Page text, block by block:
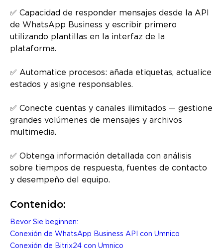
✅ Capacidad de responder mensajes desde la API
de WhatsApp Business y escribir primero
utilizando plantillas en la interfaz de la
plataforma.
✅ Automatice procesos: añada etiquetas, actualice
estados y asigne responsables.
✅ Conecte cuentas y canales ilimitados — gestione
grandes volúmenes de mensajes y archivos
multimedia.
✅ Obtenga información detallada con análisis
sobre tiempos de respuesta, fuentes de contacto
y desempeño del equipo.
Contenido:
Bevor Sie beginnen:
Conexión de WhatsApp Business API con Umnico
Conexión de Bitrix24 con Umnico